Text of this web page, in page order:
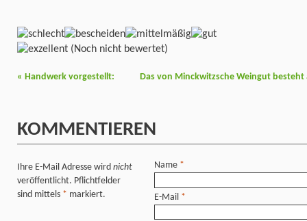
(Noch nicht bewertet)
« Handwerk vorgestellt: Das von Minckwitzsche Weingut
KOMMENTIEREN
Ihre E-Mail Adresse wird nicht
veröffentlicht. Pflichtfelder
sind mittels * markiert.
Name *
E-Mail *